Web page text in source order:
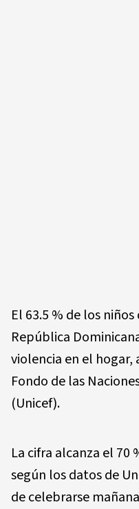
El 63.5 % de los
República
violencia en el
Fondo de las
(Unicef).
La cifra alcanza el 70
según los datos de
de celebrarse